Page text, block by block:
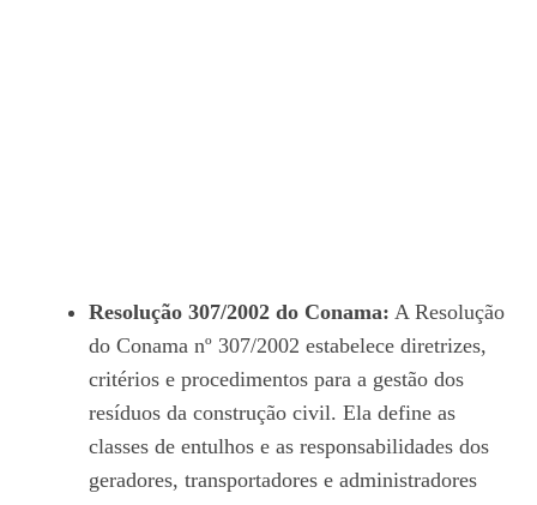
Resolução 307/2002 do Conama: A Resolução
do Conama nº 307/2002 estabelece diretrizes,
critérios e procedimentos para a gestão dos
resíduos da construção civil. Ela define as
classes de entulhos e as responsabilidades dos
geradores, transportadores e administradores